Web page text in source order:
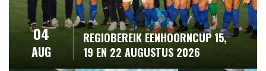
04
AUG
REGIOBEREIK EENHOORNCUP 15,
19 EN 22 AUGUSTUS 2026